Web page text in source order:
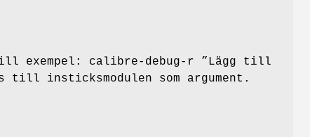
exempel: calibre-debug-r ”Lägg till
till insticksmodulen som argument.